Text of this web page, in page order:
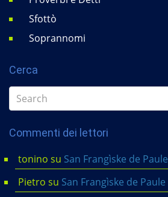
Sfottò
Soprannomi
Cerca
Commenti dei lettori
tonino su San Frangìske de Paule
Pietro su San Frangìske de Paule